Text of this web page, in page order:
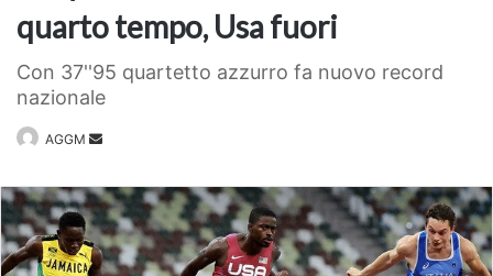
quarto tempo, Usa fuori
Con 37''95 quartetto azzurro fa nuovo record
nazionale
AGGM
Invia